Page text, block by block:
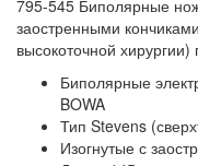
795-545 Биполярные
заостренными
высокоточной хирургии)
Биполярные
BOWA
Тип Stevens
Изогнутые с